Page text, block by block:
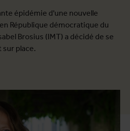
épidémie d'une nouvelle
République démocratique du
Brosius (IMT) a décidé de se
place.